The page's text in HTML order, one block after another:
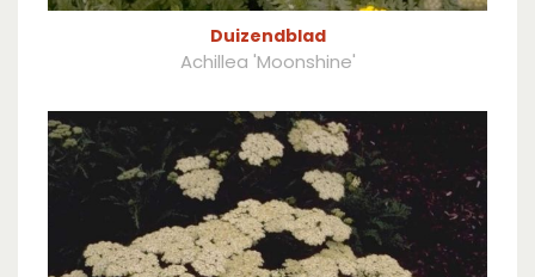
Duizendblad
Achillea 'Moonshine'